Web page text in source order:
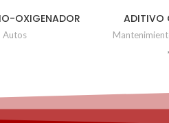
OXIGENADOR
Ud x 140ml
Autos
ADITIVO
SISTEM
,